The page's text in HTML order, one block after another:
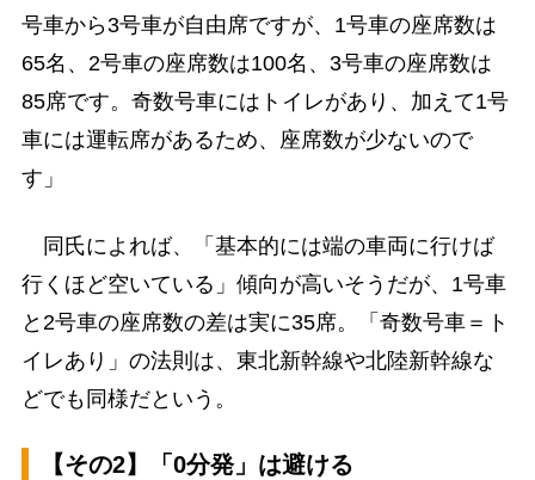
号車から3号車が自由席ですが、1号車の座席数は
65名、2号車の座席数は100名、3号車の座席数は
85席です。奇数号車にはトイレがあり、加えて1号
車には運転席があるため、座席数が少ないので
す」
同氏によれば、「基本的には端の車両に行けば
行くほど空いている」傾向が高いそうだが、1号車
と2号車の座席数の差は実に35席。「奇数号車＝ト
イレあり」の法則は、東北新幹線や北陸新幹線な
どでも同様だという。
【その2】「0分発」は避ける